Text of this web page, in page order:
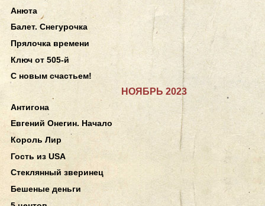
Анюта
Балет. Снегурочка
Прялочка времени
Ключ от 505-й
С новым счастьем!
НОЯБРЬ 2023
Антигона
Евгений Онегин. Начало
Король Лир
Гость из USA
Стеклянный зверинец
Бешеные деньги